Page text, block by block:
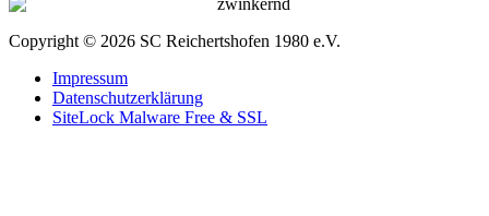
Copyright © 2026 SC Reichertshofen 1980 e.V.
Impressum
Datenschutzerklärung
SiteLock Malware Free & SSL